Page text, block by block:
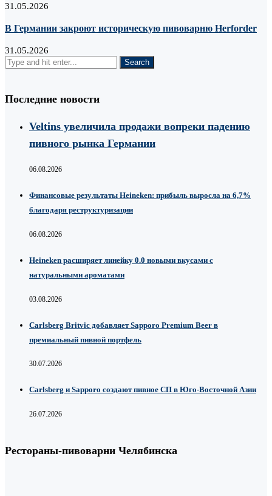
31.05.2026
В Германии закроют историческую пивоварню Herforder
31.05.2026
Последние новости
Veltins увеличила продажи вопреки падению
пивного рынка Германии
06.08.2026
Финансовые результаты Heineken: прибыль выросла на 6,7%
благодаря реструктуризации
06.08.2026
Heineken расширяет линейку 0.0 новыми вкусами с
натуральными ароматами
03.08.2026
Carlsberg Britvic добавляет Sapporo Premium Beer в
премиальный пивной портфель
30.07.2026
Carlsberg и Sapporo создают пивное СП в Юго-Восточной Азии
26.07.2026
Рестораны-пивоварни Челябинска